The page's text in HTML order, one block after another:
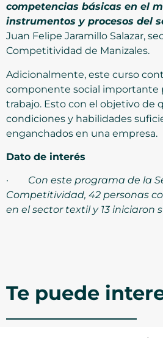
competencias básicas en el
instrumentos y procesos del
Juan Felipe Jaramillo Salazar,
Competitividad de Manizales.
Adicionalmente, este curso
componente social importante
trabajo. Esto con el objetivo de
condiciones y habilidades
enganchados en una empresa.
Dato de interés
· Con este programa de la
Competitividad, 42 personas
en el sector textil y 13 iniciaron
Te puede